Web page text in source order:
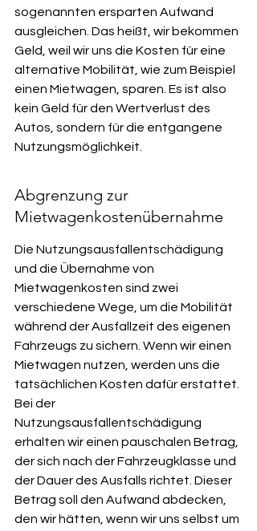
sogenannten ersparten Aufwand
ausgleichen. Das heißt, wir bekommen
Geld, weil wir uns die Kosten für eine
alternative Mobilität, wie zum Beispiel
einen Mietwagen, sparen. Es ist also
kein Geld für den Wertverlust des
Autos, sondern für die entgangene
Nutzungsmöglichkeit.
Abgrenzung zur
Mietwagenkostenübernahme
Die Nutzungsausfallentschädigung
und die Übernahme von
Mietwagenkosten sind zwei
verschiedene Wege, um die Mobilität
während der Ausfallzeit des eigenen
Fahrzeugs zu sichern. Wenn wir einen
Mietwagen nutzen, werden uns die
tatsächlichen Kosten dafür erstattet.
Bei der
Nutzungsausfallentschädigung
erhalten wir einen pauschalen Betrag,
der sich nach der Fahrzeugklasse und
der Dauer des Ausfalls richtet. Dieser
Betrag soll den Aufwand abdecken,
den wir hätten, wenn wir uns selbst um